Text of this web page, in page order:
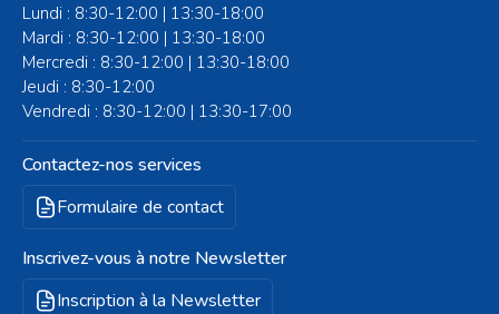
Lundi : 8:30-12:00 | 13:30-18:00
Mardi : 8:30-12:00 | 13:30-18:00
Mercredi : 8:30-12:00 | 13:30-18:00
Jeudi : 8:30-12:00
Vendredi : 8:30-12:00 | 13:30-17:00
Contactez-nos services
Formulaire de contact
Inscrivez-vous à notre Newsletter
Inscription à la Newsletter